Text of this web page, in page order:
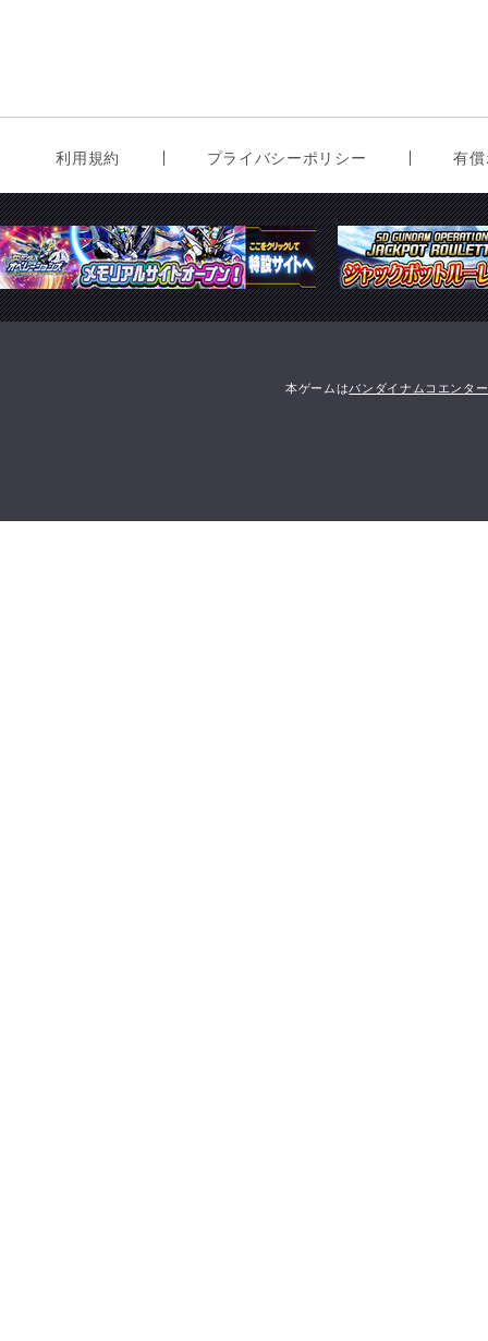
利用規約 プライバシーポリシー 有
本ゲームはバンダイナムコエンタ